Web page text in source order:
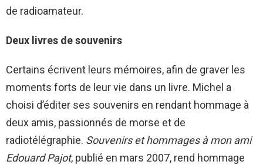
de radioamateur.
Deux livres de souvenirs
Certains écrivent leurs mémoires, afin de graver les
moments forts de leur vie dans un livre. Michel a
choisi d’éditer ses souvenirs en rendant hommage à
deux amis, passionnés de morse et de
radiotélégraphie. Souvenirs et hommages à mon ami
Edouard Pajot, publié en mars 2007, rend hommage